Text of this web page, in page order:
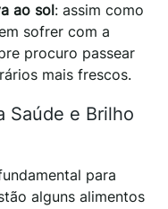
ao sol: assim como
sofrer com a
procuro passear
mais frescos.
Saúde e Brilho
para
alguns alimentos